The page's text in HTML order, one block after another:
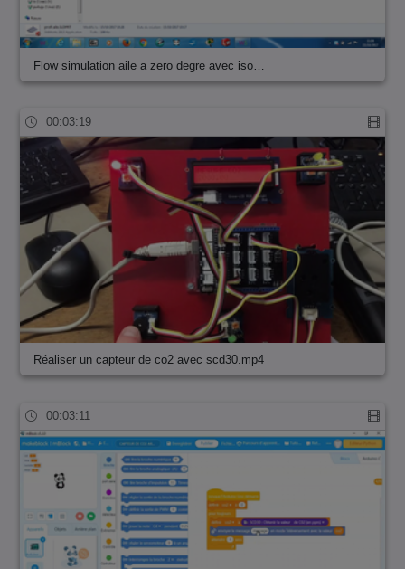
Flow simulation aile a zero degre avec iso…
00:03:19
Réaliser un capteur de co2 avec scd30.mp4
00:03:11